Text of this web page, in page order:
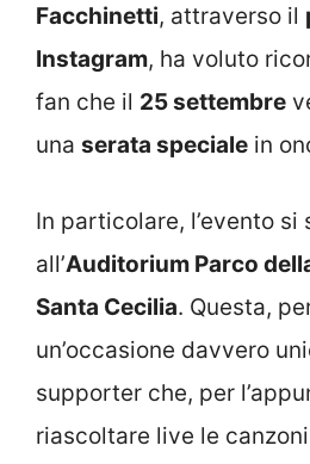
Facchinetti, attraverso il
Instagram, ha voluto
fan che il 25 settembre
una serata speciale in
In particolare, l’evento si
all’Auditorium Parco
Santa Cecilia. Questa,
un’occasione davvero
supporter che, per
riascoltare live le